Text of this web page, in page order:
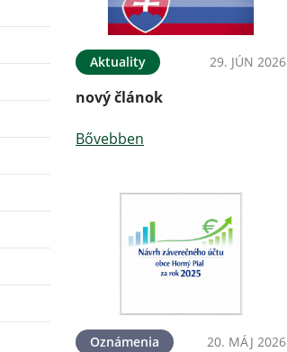
Aktuality 29. JÚN 2026
nový článok
Bővebben
Oznámenia 20. MÁJ 2026